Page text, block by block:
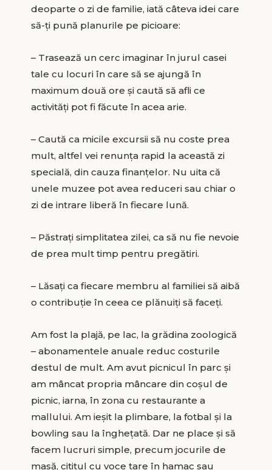
deoparte o zi de familie, iată câteva idei care
să-ţi pună planurile pe picioare:
– Trasează un cerc imaginar în jurul casei
tale cu locuri în care să se ajungă în
maximum două ore şi caută să afli ce
activităţi pot fi făcute în acea arie.
– Caută ca micile excursii să nu coste prea
mult, altfel vei renunţa rapid la această zi
specială, din cauza finanţelor. Nu uita că
unele muzee pot avea reduceri sau chiar o
zi de intrare liberă în fiecare lună.
– Păstraţi simplitatea zilei, ca să nu fie nevoie
de prea mult timp pentru pregătiri.
– Lăsaţi ca fiecare membru al familiei să aibă
o contribuţie în ceea ce plănuiţi să faceţi.
Am fost la plajă, pe lac, la grădina zoologică
– abonamentele anuale reduc costurile
destul de mult. Am avut picnicul în parc şi
am mâncat propria mâncare din coşul de
picnic, iarna, în zona cu restaurante a
mallului. Am ieşit la plimbare, la fotbal şi la
bowling sau la îngheţată. Dar ne place şi să
facem lucruri simple, precum jocurile de
masă, cititul cu voce tare în hamac sau